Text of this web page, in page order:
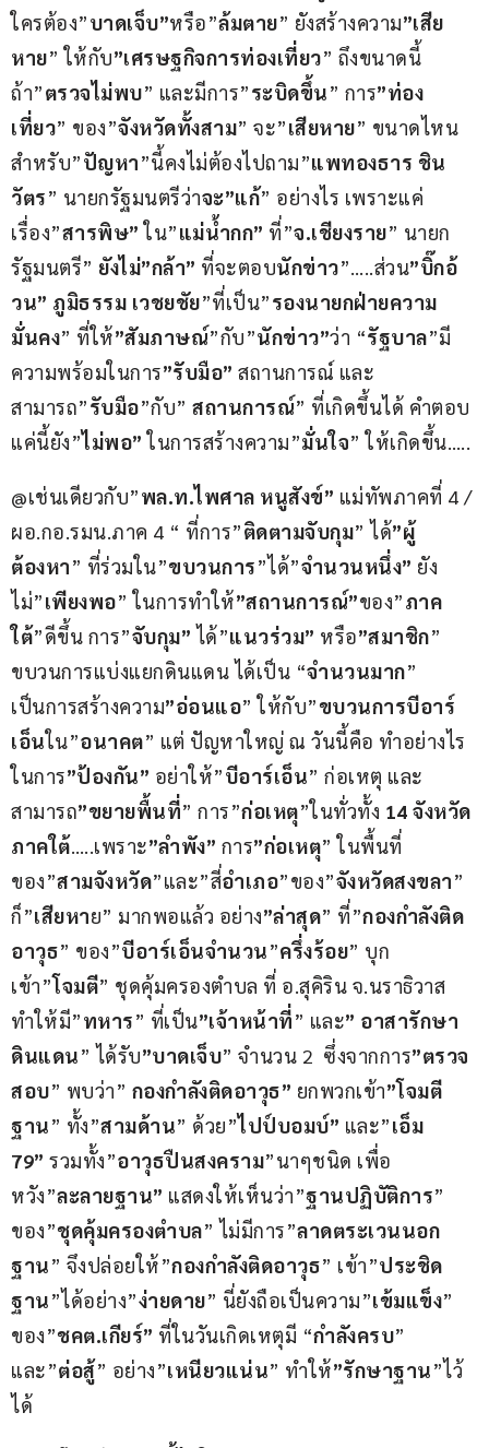
ใครต้อง”บาดเจ็บ”หรือ”ล้มตาย” ยังสร้างความ”เสีย
หาย” ให้กับ”เศรษฐกิจการท่องเที่ยว” ถึงขนาดนี้
ถ้า”ตรวจไม่พบ” และมีการ”ระบิดขึ้น” การ”ท่อง
เที่ยว” ของ”จังหวัดทั้งสาม” จะ”เสียหาย” ขนาดไหน
สำหรับ”ปัญหา”นี้คงไม่ต้องไปถาม”แพทองธาร ชิน
วัตร” นายกรัฐมนตรีว่าจะ”แก้” อย่างไร เพราะแค่
เรื่อง”สารพิษ” ใน”แม่น้ำกก” ที่”จ.เชียงราย” นายก
รัฐมนตรี” ยังไม่”กล้า” ที่จะตอบนักข่าว”…..ส่วน”บิ๊กอ้
วน” ภูมิธรรม เวชยชัย”ที่เป็น”รองนายกฝ่ายความ
มั่นคง” ที่ให้”สัมภาษณ์”กับ”นักข่าว”ว่า “รัฐบาล”มี
ความพร้อมในการ”รับมือ” สถานการณ์ และ
สามารถ”รับมือ”กับ” สถานการณ์” ที่เกิดขึ้นได้ คำตอบ
แค่นี้ยัง”ไม่พอ” ในการสร้างความ”มั่นใจ” ให้เกิดขึ้น…..
@เช่นเดียวกับ”พล.ท.ไพศาล หนูสังข์” แม่ทัพภาคที่ 4 /
ผอ.กอ.รมน.ภาค 4 “ ที่การ”ติดตามจับกุม” ได้”ผู้
ต้องหา” ที่ร่วมใน”ขบวนการ”ได้”จำนวนหนึ่ง” ยัง
ไม่”เพียงพอ” ในการทำให้”สถานการณ์”ของ”ภาค
ใต้”ดีขึ้น การ”จับกุม” ได้”แนวร่วม” หรือ”สมาชิก”
ขบวนการแบ่งแยกดินแดน ได้เป็น “จำนวนมาก”
เป็นการสร้างความ”อ่อนแอ” ให้กับ”ขบวนการบีอาร์
เอ็นใน”อนาคต” แต่ ปัญหาใหญ่ ณ วันนี้คือ ทำอย่างไร
ในการ”ป้องกัน” อย่าให้”บีอาร์เอ็น” ก่อเหตุ และ
สามารถ”ขยายพื้นที่” การ”ก่อเหตุ”ในทั่วทั้ง 14 จังหวัด
ภาคใต้…..เพราะ”ลำพัง” การ”ก่อเหตุ” ในพื้นที่
ของ”สามจังหวัด”และ”สี่อำเภอ”ของ”จังหวัดสงขลา”
ก็”เสียหาย” มากพอแล้ว อย่าง”ล่าสุด” ที่”กองกำลังติด
อาวุธ” ของ”บีอาร์เอ็นจำนวน”ครึ่งร้อย” บุก
เข้า”โจมตี” ชุดคุ้มครองตำบล ที่ อ.สุคิริน จ.นราธิวาส
ทำให้มี”ทหาร” ที่เป็น”เจ้าหน้าที่” และ” อาสารักษา
ดินแดน” ได้รับ”บาดเจ็บ” จำนวน 2  ซึ่งจากการ”ตรวจ
สอบ” พบว่า” กองกำลังติดอาวุธ” ยกพวกเข้า”โจมตี
ฐาน” ทั้ง”สามด้าน” ด้วย”ไปป์บอมบ์” และ”เอ็ม
79” รวมทั้ง”อาวุธปืนสงคราม”นาๆชนิด เพื่อ
หวัง”ละลายฐาน” แสดงให้เห็นว่า”ฐานปฏิบัติการ”
ของ”ชุดคุ้มครองตำบล” ไม่มีการ”ลาดตระเวนนอก
ฐาน” จึงปล่อยให้”กองกำลังติดอาวุธ” เข้า”ประชิด
ฐาน”ได้อย่าง”ง่ายดาย” นี่ยังถือเป็นความ”เข้มแข็ง”
ของ”ชคต.เกียร์” ที่ในวันเกิดเหตุมี “กำลังครบ”
และ”ต่อสู้” อย่าง”เหนียวแน่น” ทำให้”รักษาฐาน”ไว้
ได้